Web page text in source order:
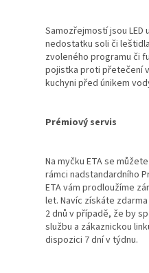
Samozřejmostí jsou LED
nedostatku soli či
zvoleného programu či
pojistka proti přetečení
kuchyni před únikem
Prémiový servis
Na myčku ETA se
rámci nadstandardního
ETA vám prodloužíme
let. Navíc získáte
2 dnů v případě, že by
službu a zákaznickou
dispozici 7 dní v týdnu.